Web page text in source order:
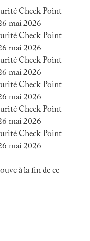
Check Point
mai 2026
Check Point
mai 2026
Check Point
mai 2026
Check Point
mai 2026
Check Point
mai 2026
Check Point
mai 2026
à la fin de ce